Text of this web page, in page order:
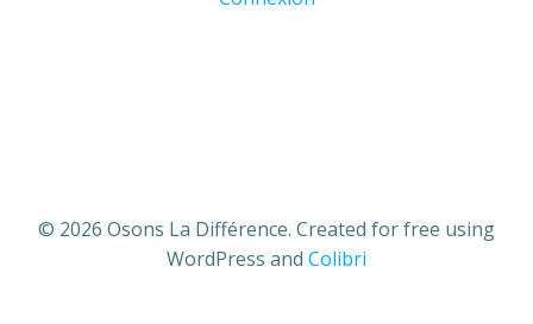
© 2026 Osons La Différence. Created for free using
WordPress and Colibri